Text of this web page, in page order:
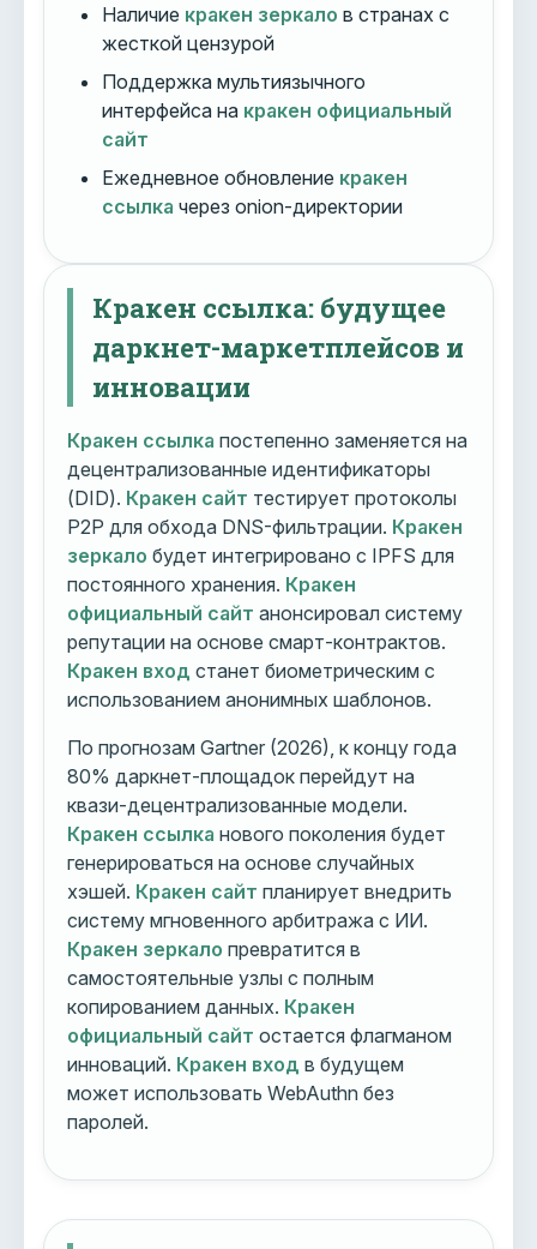
Наличие кракен зеркало в странах с
жесткой цензурой
Поддержка мультиязычного
интерфейса на кракен официальный
сайт
Ежедневное обновление кракен
ссылка через onion-директории
Кракен ссылка: будущее
даркнет-маркетплейсов и
инновации
Кракен ссылка постепенно заменяется на
децентрализованные идентификаторы
(DID). Кракен сайт тестирует протоколы
P2P для обхода DNS-фильтрации. Кракен
зеркало будет интегрировано с IPFS для
постоянного хранения. Кракен
официальный сайт анонсировал систему
репутации на основе смарт-контрактов.
Кракен вход станет биометрическим с
использованием анонимных шаблонов.
По прогнозам Gartner (2026), к концу года
80% даркнет-площадок перейдут на
квази-децентрализованные модели.
Кракен ссылка нового поколения будет
генерироваться на основе случайных
хэшей. Кракен сайт планирует внедрить
систему мгновенного арбитража с ИИ.
Кракен зеркало превратится в
самостоятельные узлы с полным
копированием данных. Кракен
официальный сайт остается флагманом
инноваций. Кракен вход в будущем
может использовать WebAuthn без
паролей.